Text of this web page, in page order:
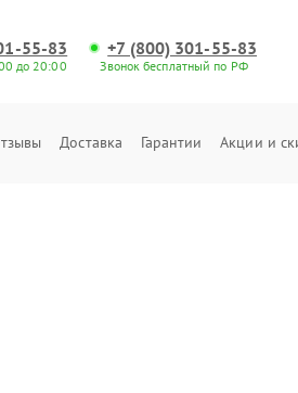
55-83
до 20:00
+7 (800) 301-55-83
Звонок бесплатный по РФ
Доставка Гарантии Акции и